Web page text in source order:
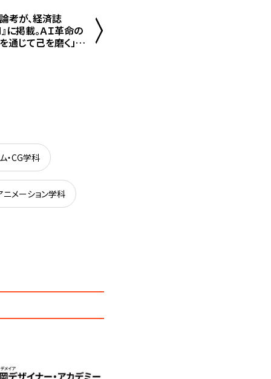
考が、経済誌
に掲載。ＡＩ革命の
通じて己を磨く」と
・CG学科
ニメーション学科